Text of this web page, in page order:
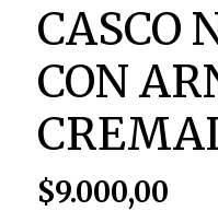
CASCO
CON
$9.000,00